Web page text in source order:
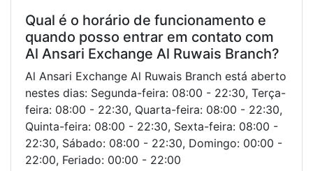
Qual é o horário de funcionamento e
quando posso entrar em contato com
Al Ansari Exchange Al Ruwais Branch?
Al Ansari Exchange Al Ruwais Branch está aberto
nestes dias: Segunda-feira: 08:00 - 22:30, Terça-
feira: 08:00 - 22:30, Quarta-feira: 08:00 - 22:30,
Quinta-feira: 08:00 - 22:30, Sexta-feira: 08:00 -
22:30, Sábado: 08:00 - 22:30, Domingo: 00:00 -
22:00, Feriado: 00:00 - 22:00